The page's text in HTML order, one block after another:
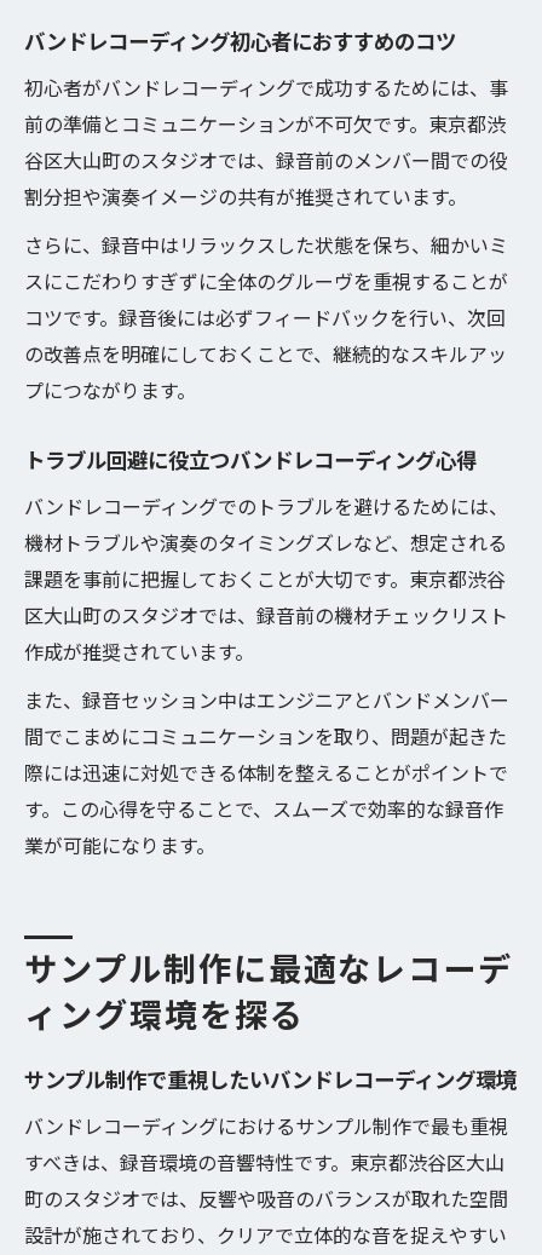
バンドレコーディング初心者におすすめのコツ
初心者がバンドレコーディングで成功するためには、事
前の準備とコミュニケーションが不可欠です。東京都渋
谷区大山町のスタジオでは、録音前のメンバー間での役
割分担や演奏イメージの共有が推奨されています。
さらに、録音中はリラックスした状態を保ち、細かいミ
スにこだわりすぎずに全体のグルーヴを重視することが
コツです。録音後には必ずフィードバックを行い、次回
の改善点を明確にしておくことで、継続的なスキルアッ
プにつながります。
トラブル回避に役立つバンドレコーディング心得
バンドレコーディングでのトラブルを避けるためには、
機材トラブルや演奏のタイミングズレなど、想定される
課題を事前に把握しておくことが大切です。東京都渋谷
区大山町のスタジオでは、録音前の機材チェックリスト
作成が推奨されています。
また、録音セッション中はエンジニアとバンドメンバー
間でこまめにコミュニケーションを取り、問題が起きた
際には迅速に対処できる体制を整えることがポイントで
す。この心得を守ることで、スムーズで効率的な録音作
業が可能になります。
サンプル制作に最適なレコーデ
ィング環境を探る
サンプル制作で重視したいバンドレコーディング環境
バンドレコーディングにおけるサンプル制作で最も重視
すべきは、録音環境の音響特性です。東京都渋谷区大山
町のスタジオでは、反響や吸音のバランスが取れた空間
設計が施されており、クリアで立体的な音を捉えやすい